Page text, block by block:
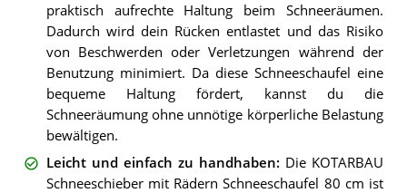
praktisch aufrechte Haltung beim Schneeräumen.
Dadurch wird dein Rücken entlastet und das Risiko
von Beschwerden oder Verletzungen während der
Benutzung minimiert. Da diese Schneeschaufel eine
bequeme Haltung fördert, kannst du die
Schneeräumung ohne unnötige körperliche Belastung
bewältigen.
Leicht und einfach zu handhaben: Die KOTARBAU
Schneeschieber mit Rädern Schneeschaufel 80 cm ist